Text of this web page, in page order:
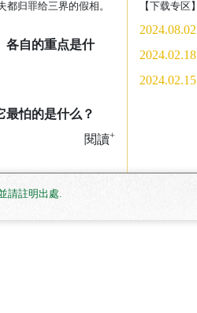
【下载专
2024.08.02
2024.02.18
2024.02.15
归罪给三界的假相。
各自的重点是什
最怕的是什么？
閱讀+
請註明出處.